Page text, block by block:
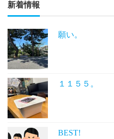
新着情報
願い。
１１５５。
BEST!